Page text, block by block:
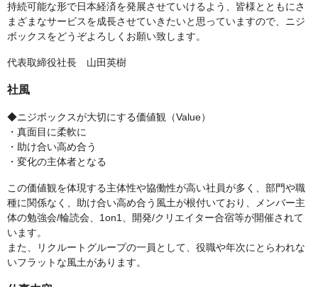
持続可能な形で日本経済を発展させていけるよう、皆様とともにさ
まざまなサービスを成長させていきたいと思っていますので、ニジ
ボックスをどうぞよろしくお願い致します。
代表取締役社長 山田英樹
社風
◆ニジボックスが大切にする価値観（Value）
・真面目に柔軟に
・助け合い高め合う
・変化の主体者となる
この価値観を体現する主体性や協働性が高い社員が多く、部門や職
種に関係なく、助け合い高め合う風土が根付いており、メンバー主
体の勉強会/輪読会、1on1、開発/クリエイター合宿等が開催されて
います。
また、リクルートグループの一員として、役職や年次にとらわれな
いフラットな風土があります。